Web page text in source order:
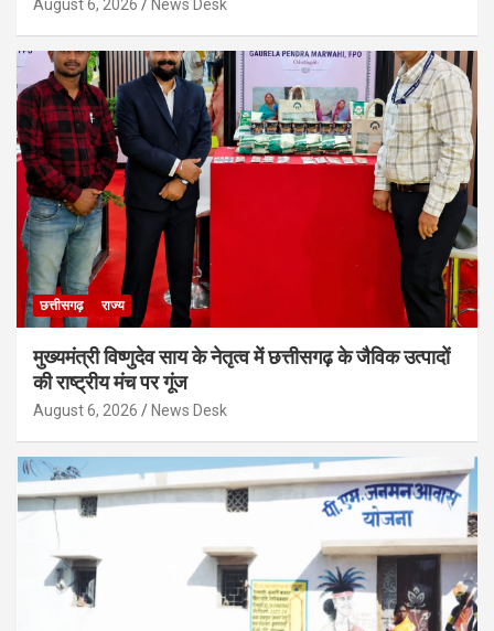
August 6, 2026 News Desk
छत्तीसगढ़ राज्य
मुख्यमंत्री विष्णुदेव साय के नेतृत्व में छत्तीसगढ़ के जैविक उत्पादों
की राष्ट्रीय मंच पर गूंज
August 6, 2026 News Desk